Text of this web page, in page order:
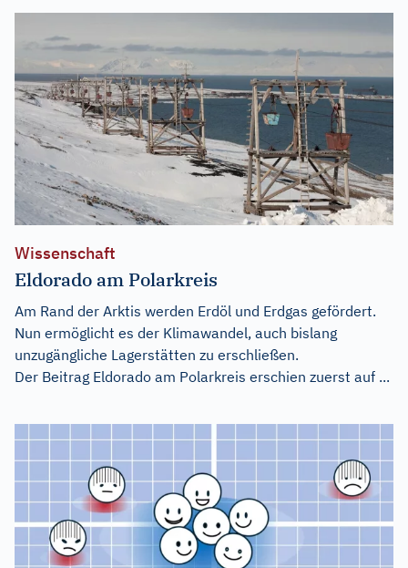
Wissenschaft
Eldorado am Polarkreis
Am Rand der Arktis werden Erdöl und Erdgas gefördert.
Nun ermöglicht es der Klimawandel, auch bislang
unzugängliche Lagerstätten zu erschließen.
Der Beitrag Eldorado am Polarkreis erschien zuerst auf ...